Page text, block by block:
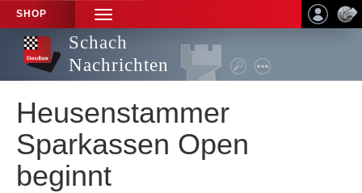
SHOP
TOGGLE
NAVIGATION
Schach
Nachrichten
Heusenstammer
Sparkassen Open
beginnt